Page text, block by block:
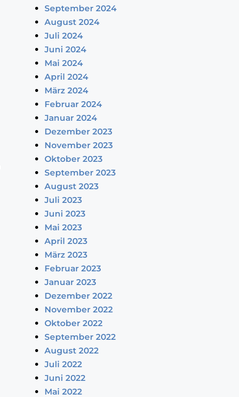
September 2024
August 2024
Juli 2024
Juni 2024
Mai 2024
April 2024
März 2024
Februar 2024
Januar 2024
Dezember 2023
November 2023
Oktober 2023
September 2023
August 2023
Juli 2023
Juni 2023
Mai 2023
April 2023
März 2023
Februar 2023
Januar 2023
Dezember 2022
November 2022
Oktober 2022
September 2022
August 2022
Juli 2022
Juni 2022
Mai 2022